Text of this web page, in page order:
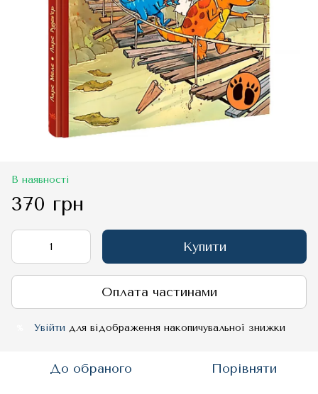
В наявності
370 грн
Купити
Оплата частинами
Увійти для відображення накопичувальної знижки
До обраного Порівняти